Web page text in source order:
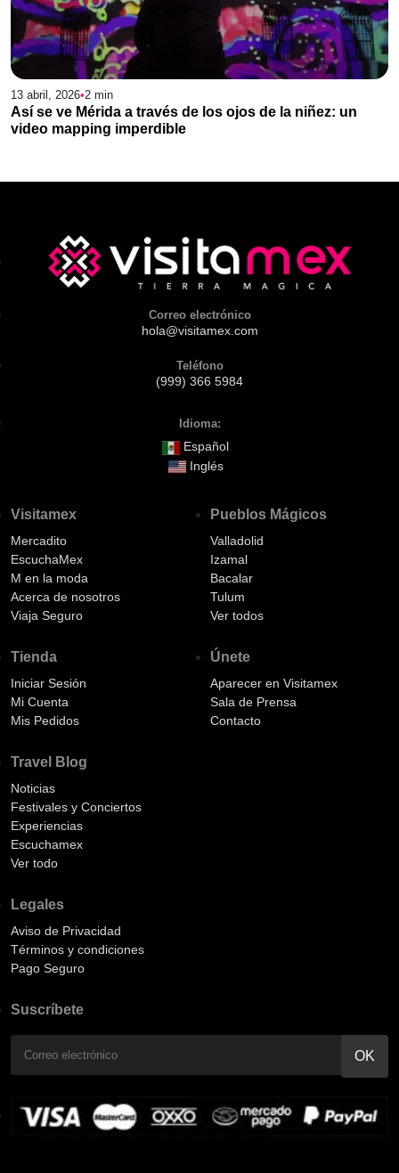
13 abril, 2026•2 min
Así se ve Mérida a través de los ojos de la niñez: un
video mapping imperdible
Correo electrónico
hola@visitamex.com
Teléfono
(999) 366 5984
Idioma:
Español
Inglés
Visitamex
Mercadito
EscuchaMex
M en la moda
Acerca de nosotros
Viaja Seguro
Tienda
Iniciar Sesión
Mi Cuenta
Mis Pedidos
Pueblos Mágicos
Valladolid
Izamal
Bacalar
Tulum
Ver todos
Únete
Aparecer en Visitamex
Sala de Prensa
Contacto
Travel Blog
Noticias
Festivales y Conciertos
Experiencias
Escuchamex
Ver todo
Legales
Aviso de Privacidad
Términos y condiciones
Pago Seguro
Suscríbete